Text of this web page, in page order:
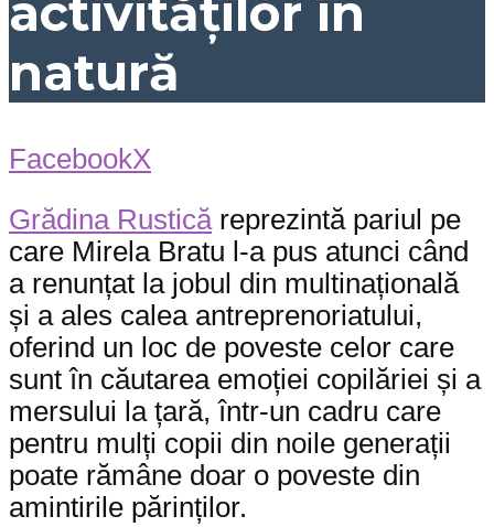
activităților în
natură
FacebookX
Grădina Rusticăreprezintă pariul pe
care Mirela Bratu l-a pus atunci când
a renunțat la jobul din multinațională
și a ales calea antreprenoriatului,
oferind un loc de poveste celor care
sunt în căutarea emoției copilăriei și a
mersului la țară, într-un cadru care
pentru mulți copii din noile generații
poate rămâne doar o poveste din
amintirile părinților.